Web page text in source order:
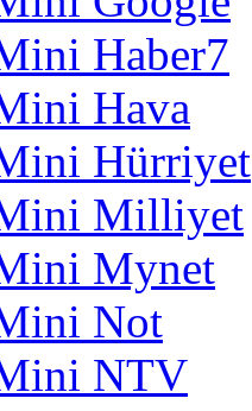
Haber7
Hava
Hürriyet
Milliyet
Mynet
Not
NTV